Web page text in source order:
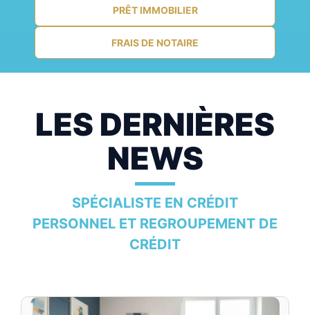
PRÊT IMMOBILIER
FRAIS DE NOTAIRE
LES DERNIÈRES
NEWS
SPÉCIALISTE EN CRÉDIT
PERSONNEL ET REGROUPEMENT DE
CRÉDIT